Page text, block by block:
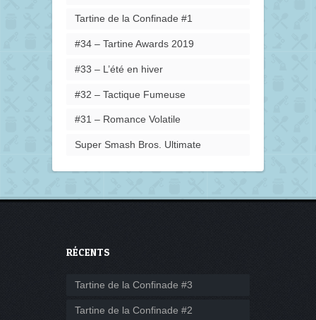
Tartine de la Confinade #1
#34 – Tartine Awards 2019
#33 – L’été en hiver
#32 – Tactique Fumeuse
#31 – Romance Volatile
Super Smash Bros. Ultimate
RÉCENTS
Tartine de la Confinade #3
Tartine de la Confinade #2